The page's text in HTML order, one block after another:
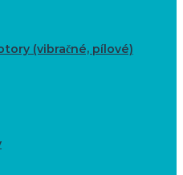
(vibračné, pílové)